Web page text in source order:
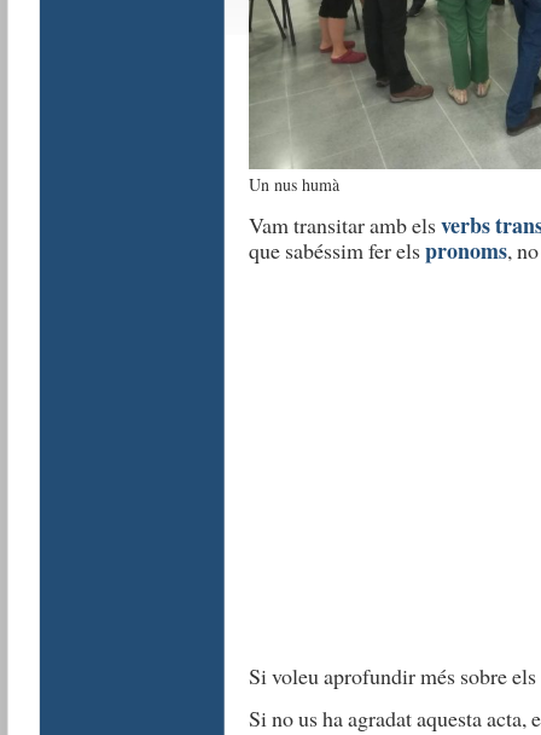
Un nus humà
Vam transitar amb elsverbs
que sabéssim fer elspronoms,
Si voleu aprofundir més sobre els
Si no us ha agradat aquesta acta,